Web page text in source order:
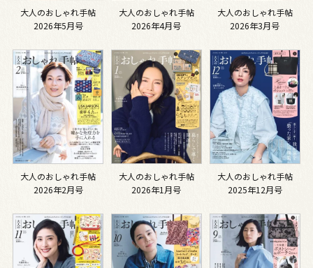
大人のおしゃれ手帖
2026年5月号
大人のおしゃれ手帖
2026年4月号
大人のおしゃれ手帖
2026年3月号
大人のおしゃれ手帖
2026年2月号
大人のおしゃれ手帖
2026年1月号
大人のおしゃれ手帖
2025年12月号